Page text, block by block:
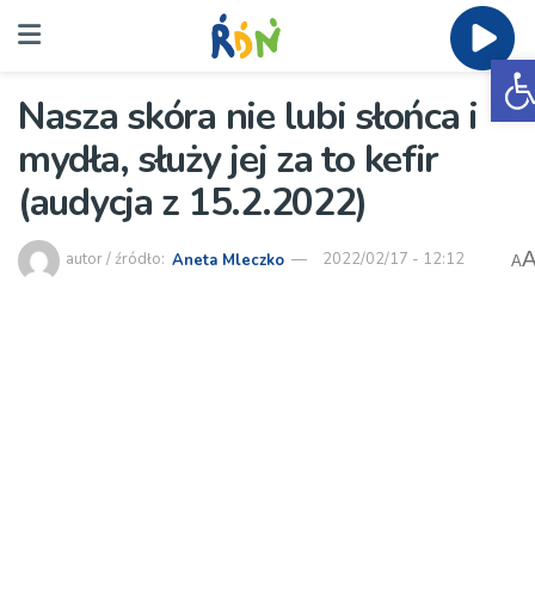
Nasza skóra nie lubi słońca i
mydła, służy jej za to kefir
(audycja z 15.2.2022)
autor / źródło: Aneta Mleczko 2022/02/17 - 12:12 A